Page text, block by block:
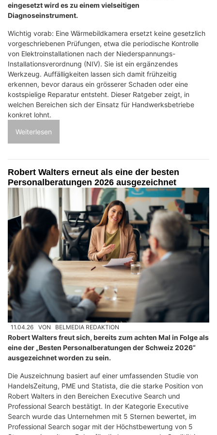
eingesetzt wird es zu einem vielseitigen
Diagnoseinstrument.
Wichtig vorab: Eine Wärmebildkamera ersetzt keine gesetzlich
vorgeschriebenen Prüfungen, etwa die periodische Kontrolle
von Elektroinstallationen nach der Niederspannungs-
Installationsverordnung (NIV). Sie ist ein ergänzendes
Werkzeug. Auffälligkeiten lassen sich damit frühzeitig
erkennen, bevor daraus ein grösserer Schaden oder eine
kostspielige Reparatur entsteht. Dieser Ratgeber zeigt, in
welchen Bereichen sich der Einsatz für Handwerksbetriebe
konkret lohnt.
Weiterlesen
Robert Walters erneut als eine der besten
Personalberatungen 2026 ausgezeichnet
11.04.26 VON BELMEDIA REDAKTION
Robert Walters freut sich, bereits zum achten Mal in Folge als
eine der „Besten Personalberatungen der Schweiz 2026“
ausgezeichnet worden zu sein.
Die Auszeichnung basiert auf einer umfassenden Studie von
HandelsZeitung, PME und Statista, die die starke Position von
Robert Walters in den Bereichen Executive Search und
Professional Search bestätigt. In der Kategorie Executive
Search wurde das Unternehmen mit 5 Sternen bewertet, im
Professional Search sogar mit der Höchstbewertung von 5